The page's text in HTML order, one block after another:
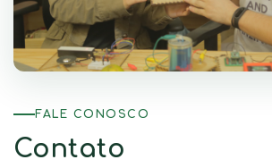
FALE CONOSCO
Contato